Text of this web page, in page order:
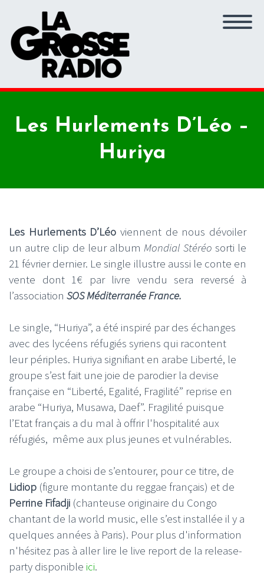
Les Hurlements D’Léo –
Huriya
Les Hurlements D’Léo viennent de nous dévoiler
un autre clip de leur albumMondial Stéréo sorti le
21 février dernier. Le single illustre aussi le conte en
vente dont 1€ par livre vendu sera reversé à
l’association SOS Méditerranée France.
Le single, “Huriya”, a été inspiré par des échanges
avec des lycéens réfugiés syriens qui racontent
leur périples. Huriya signifiant en arabe Liberté, le
groupe s’est fait une joie de parodier la devise
française en “Liberté, Egalité, Fragilité” reprise en
arabe “Huriya, Musawa, Daef”. Fragilité puisque
l’Etat français a du mal à offrir l'hospitalité aux
réfugiés, même aux plus jeunes et vulnérables.
Le groupe a choisi de s’entourer, pour ce titre, de
Lidiop (figure montante du reggae français) et de
Perrine Fifadji (chanteuse originaire du Congo
chantant de la world music, elle s’est installée il y a
quelques années à Paris). Pour plus d'information
n'hésitez pas à aller lire le live report de la release-
party disponible ici.